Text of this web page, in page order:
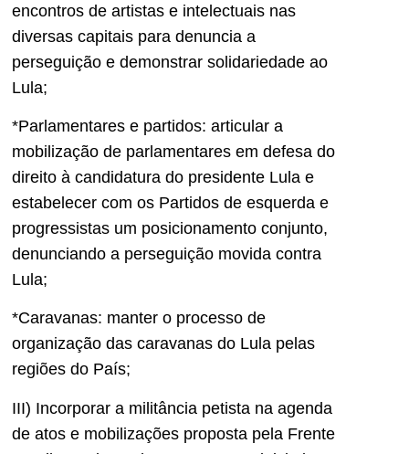
encontros de artistas e intelectuais nas
diversas capitais para denuncia a
perseguição e demonstrar solidariedade ao
Lula;
*Parlamentares e partidos: articular a
mobilização de parlamentares em defesa do
direito à candidatura do presidente Lula e
estabelecer com os Partidos de esquerda e
progressistas um posicionamento conjunto,
denunciando a perseguição movida contra
Lula;
*Caravanas: manter o processo de
organização das caravanas do Lula pelas
regiões do País;
III) Incorporar a militância petista na agenda
de atos e mobilizações proposta pela Frente